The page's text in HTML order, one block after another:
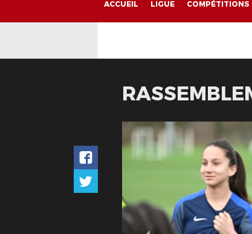
ACCUEIL LIGUE COMPÉTITIONS